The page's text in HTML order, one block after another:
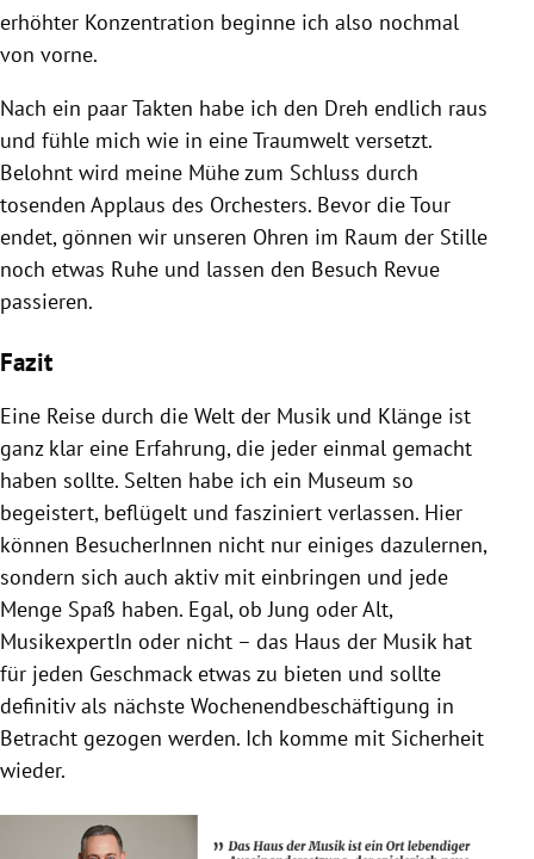
erhöhter Konzentration beginne ich also nochmal
von vorne.
Nach ein paar Takten habe ich den Dreh endlich raus
und fühle mich wie in eine Traumwelt versetzt.
Belohnt wird meine Mühe zum Schluss durch
tosenden Applaus des Orchesters. Bevor die Tour
endet, gönnen wir unseren Ohren im Raum der Stille
noch etwas Ruhe und lassen den Besuch Revue
passieren.
Fazit
Eine Reise durch die Welt der Musik und Klänge ist
ganz klar eine Erfahrung, die jeder einmal gemacht
haben sollte. Selten habe ich ein Museum so
begeistert, beflügelt und fasziniert verlassen. Hier
können BesucherInnen nicht nur einiges dazulernen,
sondern sich auch aktiv mit einbringen und jede
Menge Spaß haben. Egal, ob Jung oder Alt,
MusikexpertIn oder nicht – das Haus der Musik hat
für jeden Geschmack etwas zu bieten und sollte
definitiv als nächste Wochenendbeschäftigung in
Betracht gezogen werden. Ich komme mit Sicherheit
wieder.